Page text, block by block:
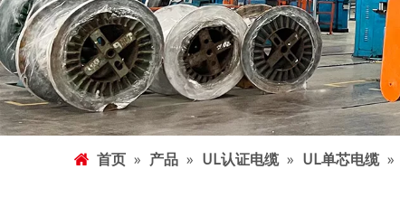
首页 » 产品 » UL认证电缆 » UL单芯电缆 »